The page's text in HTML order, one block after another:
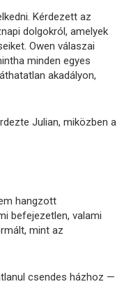
Kérdezett az
dolgokról, amelyek
Owen válaszai
minden egyes
akadályon,
Julian, miközben a
hangzott
befejezetlen, valami
mint az
csendes házhoz —